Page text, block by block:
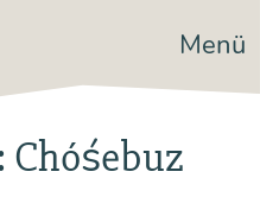
Menü
Chóśebuz